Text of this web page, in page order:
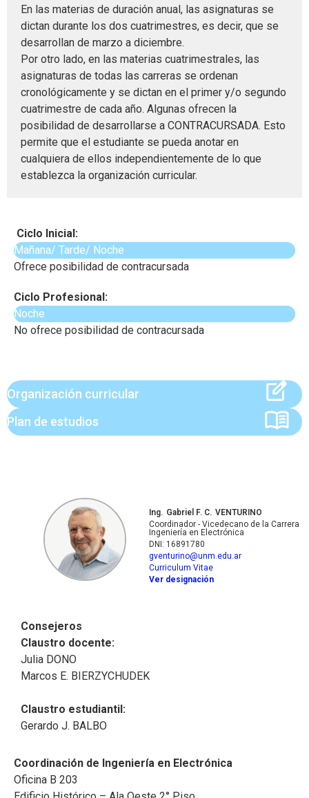
En las materias de duración anual, las asignaturas se
dictan durante los dos cuatrimestres, es decir, que se
desarrollan de marzo a diciembre.
Por otro lado, en las materias cuatrimestrales, las
asignaturas de todas las carreras se ordenan
cronológicamente y se dictan en el primer y/o segundo
cuatrimestre de cada año. Algunas ofrecen la
posibilidad de desarrollarse a CONTRACURSADA. Esto
permite que el estudiante se pueda anotar en
cualquiera de ellos independientemente de lo que
establezca la organización curricular.
Ciclo Inicial:
Mañana/ Tarde/ Noche
Ofrece posibilidad de contracursada
Ciclo Profesional:
Noche
No ofrece posibilidad de contracursada
Organización curricular
Plan de estudios
Ing. Gabriel F. C. VENTURINO
Coordinador - Vicedecano de la Carrera
Ingeniería en Electrónica
DNI: 16891780
gventurino@unm.edu.ar
Curriculum Vitae
Ver designación
Consejeros
Claustro docente:
Julia DONO
Marcos E. BIERZYCHUDEK
Claustro estudiantil:
Gerardo J. BALBO
Coordinación de Ingeniería en Electrónica
Oficina B 203